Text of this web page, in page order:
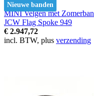
Nieuwe banden
MINI Velgen met
JCW Flag Spoke 949
€ 2.947,72
incl. BTW, plus verzending